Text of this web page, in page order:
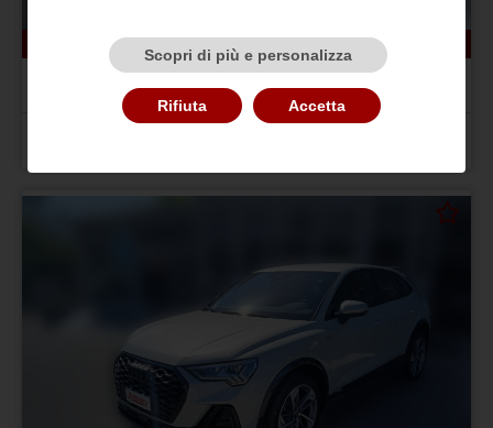
benzina
AUDI A1 2ª serie
A1 allstreet 30 TFSI Business
Scopri di più e personalizza
Rifiuta Accetta